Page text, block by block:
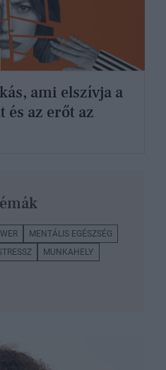
ami elszívja a
az erőt az
MENTÁLIS EGÉSZSÉG
MUNKAHELY